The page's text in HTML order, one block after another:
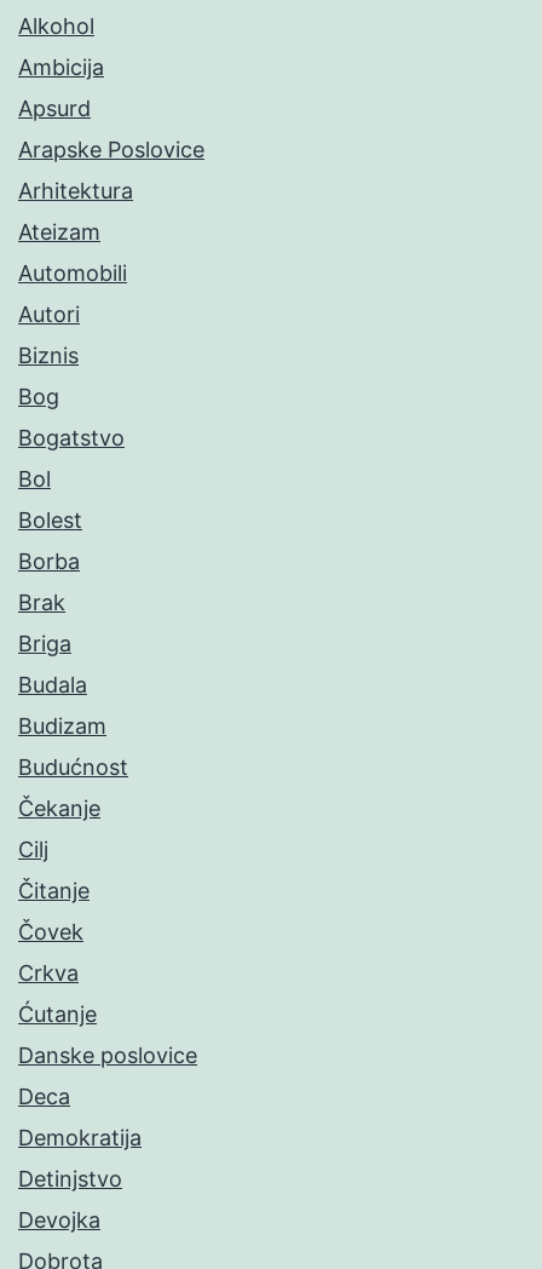
Alkohol
Ambicija
Apsurd
Arapske Poslovice
Arhitektura
Ateizam
Automobili
Autori
Biznis
Bog
Bogatstvo
Bol
Bolest
Borba
Brak
Briga
Budala
Budizam
Budućnost
Čekanje
Cilj
Čitanje
Čovek
Crkva
Ćutanje
Danske poslovice
Deca
Demokratija
Detinjstvo
Devojka
Dobrota